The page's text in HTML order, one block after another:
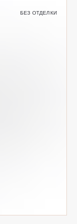
БЕЗ ОТДЕЛКИ